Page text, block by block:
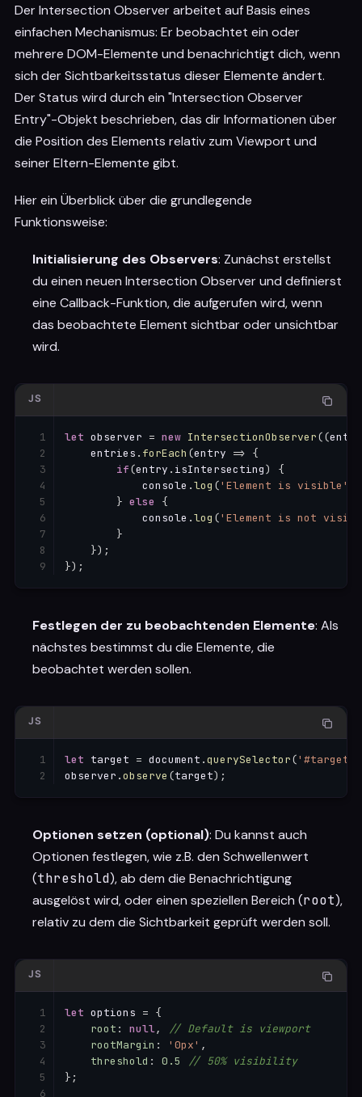
Der Intersection Observer arbeitet auf Basis eines
einfachen Mechanismus: Er beobachtet ein oder
mehrere DOM-Elemente und benachrichtigt dich, wenn
sich der Sichtbarkeitsstatus dieser Elemente ändert.
Der Status wird durch ein "Intersection Observer
Entry"-Objekt beschrieben, das dir Informationen über
die Position des Elements relativ zum Viewport und
seiner Eltern-Elemente gibt.
Hier ein Überblick über die grundlegende
Funktionsweise:
Initialisierung des Observers: Zunächst erstellst
du einen neuen Intersection Observer und definierst
eine Callback-Funktion, die aufgerufen wird, wenn
das beobachtete Element sichtbar oder unsichtbar
wird.
let observer = new IntersectionObserver((
    entries
. forEach (entry => {
if(entry . isIntersecting)
{
            console
.log ('Element is visible'
} else
{
            console
.log ('Element is not
}
}) ;
}) ;
JS
Festlegen der zu beobachtenden Elemente: Als
nächstes bestimmst du die Elemente, die
beobachtet werden sollen.
let target = document .querySelector(
observer .observe (target) ;
JS
Optionen setzen (optional): Du kannst auch
Optionen festlegen, wie z.B. den Schwellenwert
(threshold), ab dem die Benachrichtigung
ausgelöst wird, oder einen speziellen Bereich (root),
relativ zu dem die Sichtbarkeit geprüft werden soll.
let options = {
root : null,
// Default is viewport
rootMargin : '0px' ,
threshold : 0.5
// 50% visibility
} ;
JS